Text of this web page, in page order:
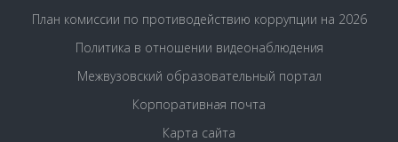
План комиссии по противодействию коррупции на 2026
Политика в отношении видеонаблюдения
Межвузовский образовательный портал
Корпоративная почта
Карта сайта